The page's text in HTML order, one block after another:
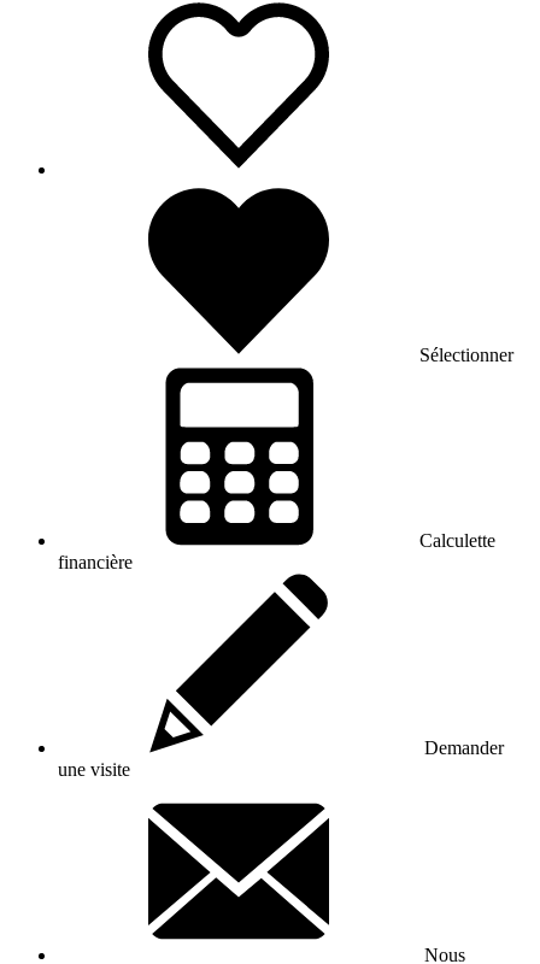
Sélectionner
Calculette
financière
Demander
une visite
Nous